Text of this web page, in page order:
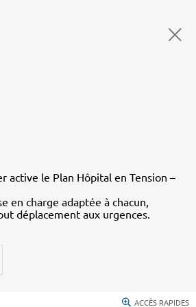
active le Plan Hôpital en Tension –
en charge adaptée à chacun,
déplacement aux urgences.
ACCÈS RAPIDES